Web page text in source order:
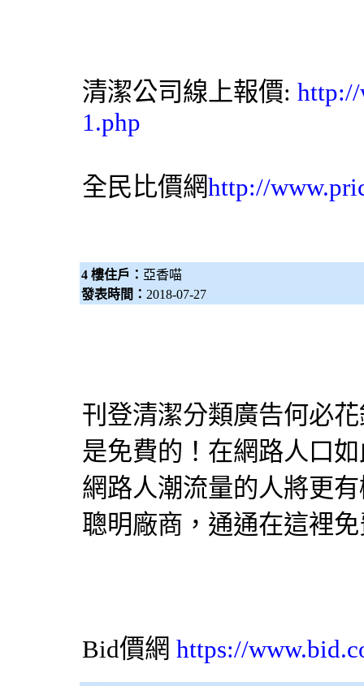
清潔公司線上報價: http://
1.php
全民比價網http://
4 樓住戶： 亞香喵
發表時間： 2018-07-27
刊登清潔分類廣告何必
是免費的！在網路人口
網路人潮流量的人將更
聰明廠商，通通在這裡
Bid價網 https://